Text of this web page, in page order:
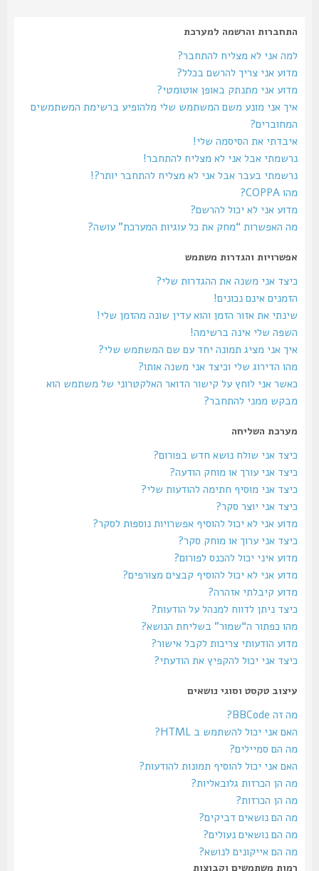
התחברות והרשמה למערכת
למה אני לא מצליח להתחבר?
מדוע אני צריך להרשם בכלל?
מדוע אני מתנתק באופן אוטומטי?
איך אני מונע משם המשתמש שלי מלהופיע ברשימת המשתמשים
המחוברים?
איבדתי את הסיסמה שלי!
נרשמתי אבל אני לא מצליח להתחבר!
נרשמתי בעבר אבל אני לא מצליח להתחבר יותר?!
מדוע אני לא יכול להרשם?
מה האפשרות “מחק את כל עוגיות המערכת” עושה?
אפשרויות והגדרות משתמש
כיצד אני משנה את ההגדרות שלי?
הזמנים אינם נכונים!
שינתי את אזור הזמן והוא עדין שונה מהזמן שלי!
השפה שלי אינה ברשימה!
איך אני מציג תמונה יחד עם שם המשתמש שלי?
מהו הדירוג שלי וכיצד אני משנה אותו?
כאשר אני לוחץ על קישור הדואר האלקטרוני של משתמש הוא
מבקש ממני להתחבר?
מערכת השליחה
כיצד אני שולח נושא חדש בפורום?
כיצד אני עורך או מוחק הודעה?
כיצד אני מוסיף חתימה להודעות שלי?
כיצד אני יוצר סקר?
מדוע אני לא יכול להוסיף אפשרויות נוספות לסקר?
כיצד אני ערוך או מוחק סקר?
מדוע איני יכול להכנס לפורום?
מדוע אני לא יכול להוסיף קבצים מצורפים?
מדוע קיבלתי אזהרה?
כיצד ניתן לדווח למנהל על הודעות?
מהו כפתור ה“שמור” בשליחת הנושא?
מדוע הודעותי צריכות לקבל אישור?
כיצד אני יכול להקפיץ את הודעתי?
עיצוב טקסט וסוגי נושאים
מה זה BBCode?
האם אני יכול להשתמש ב HTML?
מה הם סמיילים?
האם אני יכול להוסיף תמונות להודעות?
מה הן הכרזות גלובאליות?
מה הן הכרזות?
מה הם נושאים דביקים?
מה הם נושאים נעולים?
מה הם אייקונים לנושא?
רמות משתמשים וקבוצות